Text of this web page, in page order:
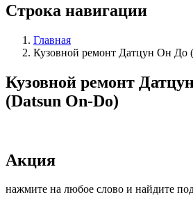
Строка навигации
Главная
Кузовной ремонт Датцун Он До
Кузовной ремонт
(Datsun On-Do)
Акция
нажмите на любое слово и найдите